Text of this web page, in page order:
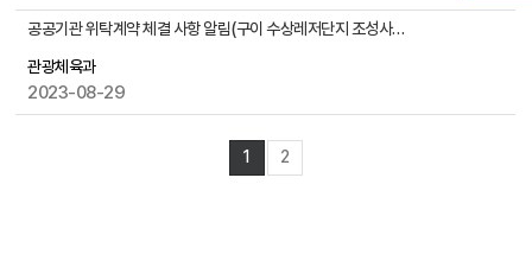
공공기관 위탁계약 체결 사항 알림(구이 수상레저단지 조성사업)
관광체육과
2023-08-29
1 2